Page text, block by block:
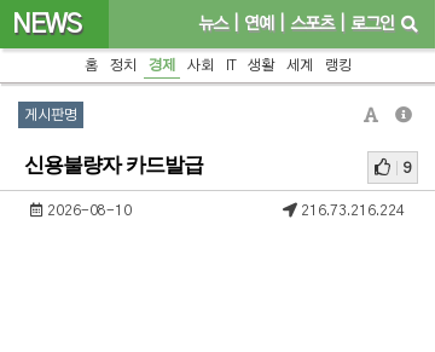
NEWS 뉴스 연예 스포츠 로그인
홈 정치 경제 사회 IT 생활 세계 랭킹
게시판명
신용불량자 카드발급 9
2026-08-10 216.73.216.224